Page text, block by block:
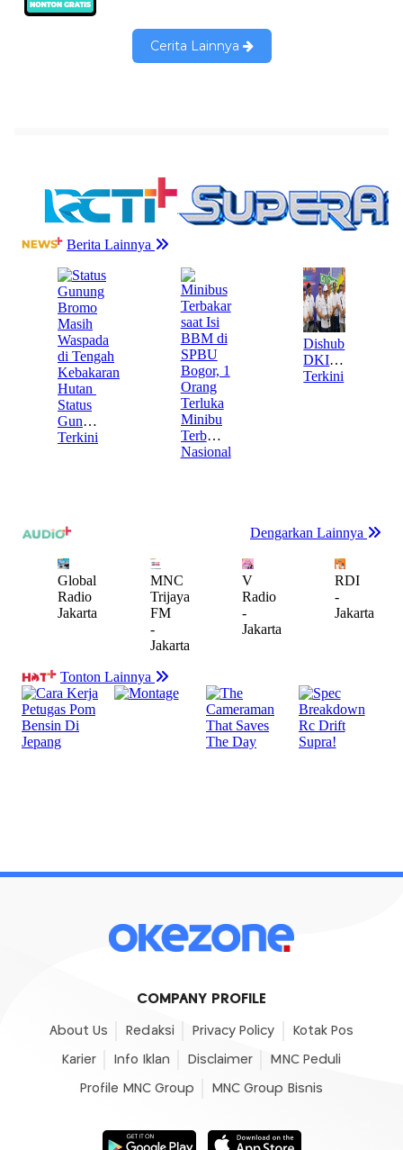
COMPANY PROFILE
About Us Redaksi Privacy Policy Kotak Pos
Karier Info Iklan Disclaimer MNC Peduli
Profile MNC Group MNC Group Bisnis